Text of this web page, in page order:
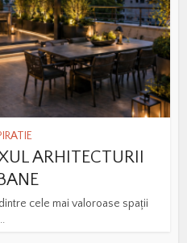
ARHITECTURII
cele mai valoroase spații